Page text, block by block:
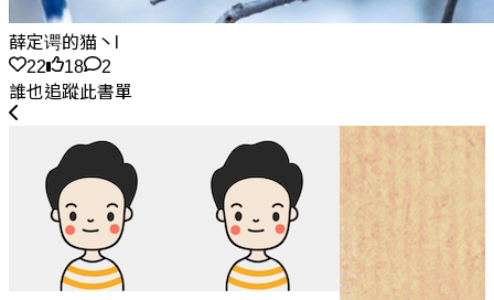
薛定谔的猫丶l
22
18
2
誰也追蹤此書單